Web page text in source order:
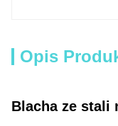
Opis
Blacha ze stali